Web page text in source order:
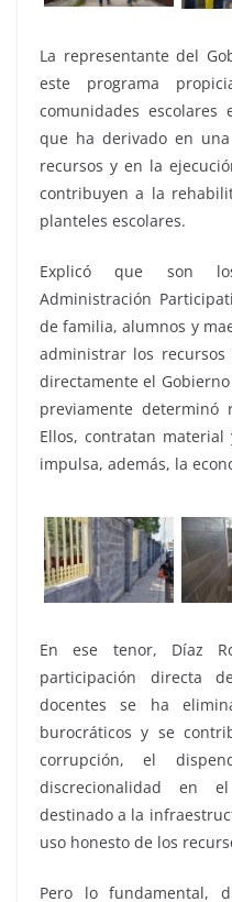
La representante del
este programa
comunidades
que ha derivado en
recursos y en la
contribuyen a la
planteles escolares.
Explicó que son
Administración
de familia, alumnos y
administrar los recursos
directamente el
previamente determinó
Ellos, contratan
impulsa, además, la
En ese tenor, Díaz
participación directa
docentes se ha
burocráticos y se
corrupción, el
discrecionalidad en
destinado a la
uso honesto de los
Pero lo fundamental,